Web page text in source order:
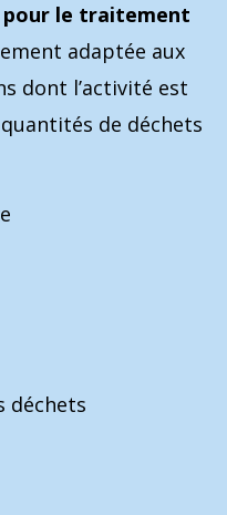
le traitement
adaptée aux
dont l’activité est
de déchets
déchets